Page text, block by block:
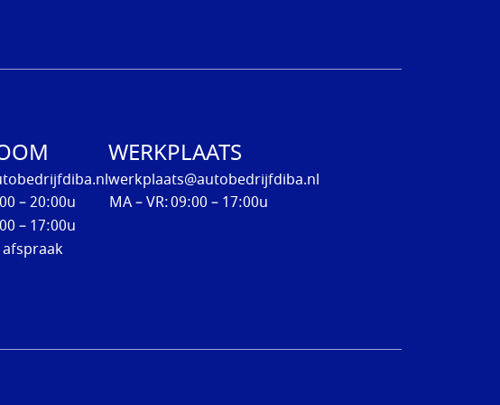
– 20:00u
– 17:00u
WERKPLAATS
werkplaats@autobedrijfdiba.nl
MA – VR:09:00 – 17:00u